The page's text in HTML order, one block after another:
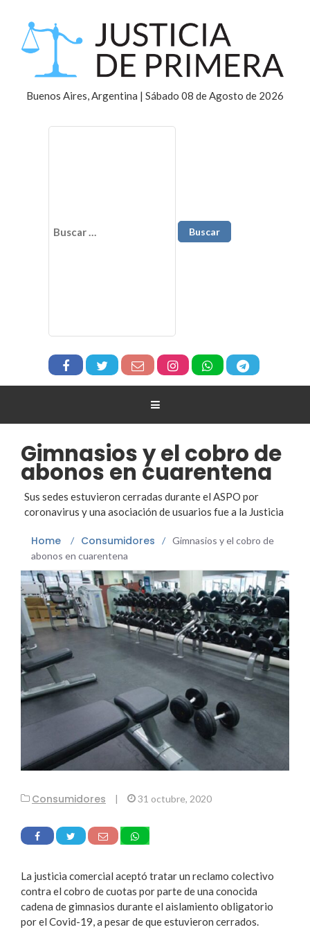
Buenos Aires, Argentina | Sábado 08 de Agosto de 2026
Gimnasios y el cobro de
abonos en cuarentena
Sus sedes estuvieron cerradas durante el ASPO por
coronavirus y una asociación de usuarios fue a la Justicia
Home / Consumidores / Gimnasios y el cobro de
abonos en cuarentena
Consumidores | 31 octubre, 2020
La justicia comercial aceptó tratar un reclamo colectivo
contra el cobro de cuotas por parte de una conocida
cadena de gimnasios durante el aislamiento obligatorio
por el Covid-19, a pesar de que estuvieron cerrados.